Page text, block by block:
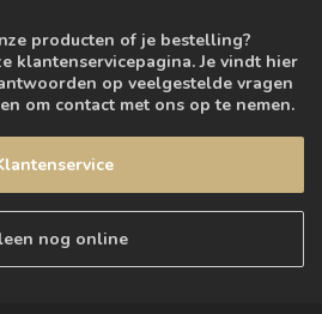
producten of je bestelling?
klantenservicepagina. Je vindt hier
op veelgestelde vragen
om contact met ons op te nemen.
nog online